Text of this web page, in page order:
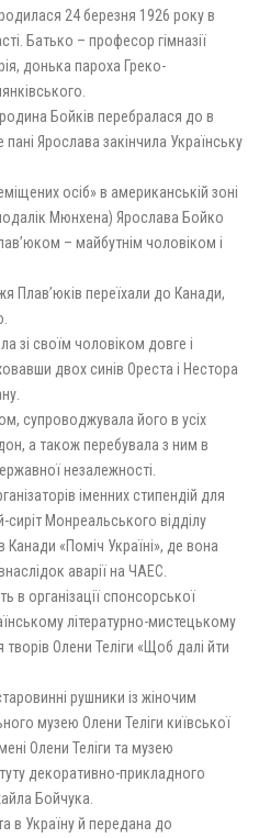
24 березня 1926 року в
Батько – професор гімназії
донька пароха Греко-
родина Бойків перебралася до в
пані Ярослава закінчила Українську
осіб» в американській зоні
Мюнхена) Ярослава Бойко
– майбутнім чоловіком і
Плав’юків переїхали до Канади,
зі своїм чоловіком довге і
двох синів Ореста і Нестора
супроводжувала його в усіх
а також перебувала з ним в
незалежності.
іменних стипендій для
сиріт Монреальського відділу
Канади «Поміч Україні», де вона
аварії на ЧАЕС.
в організації спонсорської
літературно-мистецькому
Олени Теліги «Щоб далі йти
рушники із жіночим
музею Олени Теліги київської
Олени Теліги та музею
декоративно-прикладного
Бойчука.
в Україну й передана до